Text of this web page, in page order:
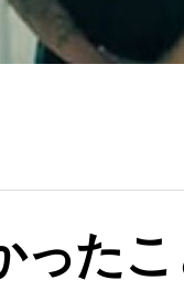
った